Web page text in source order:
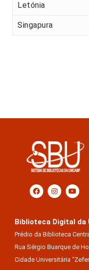
Letónia
Singapura
Biblioteca Digital da
Prédio da Biblioteca
Rua Sérgio Buarque de
Cidade Universitária